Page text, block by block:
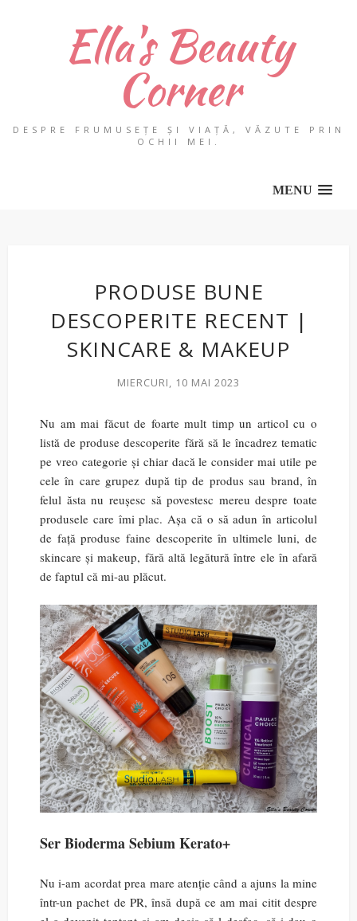
Ella's Beauty
Corner
DESPRE FRUMUSEȚE ȘI VIAȚĂ, VĂZUTE PRIN
OCHII MEI.
MENU
PRODUSE BUNE
DESCOPERITE RECENT |
SKINCARE & MAKEUP
MIERCURI, 10 MAI 2023
Nu am mai făcut de foarte mult timp un articol cu o
listă de produse descoperite fără să le încadrez tematic
pe vreo categorie și chiar dacă le consider mai utile pe
cele în care grupez după tip de produs sau brand, în
felul ăsta nu reușesc să povestesc mereu despre toate
produsele care îmi plac. Așa că o să adun în articolul
de față produse faine descoperite în ultimele luni, de
skincare și makeup, fără altă legătură între ele în afară
de faptul că mi-au plăcut.
Ser Bioderma Sebium Kerato+
Nu i-am acordat prea mare atenție când a ajuns la mine
într-un pachet de PR, însă după ce am mai citit despre